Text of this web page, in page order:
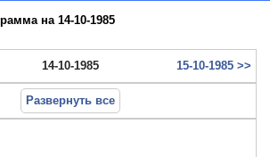
на 14-10-1985
14-10-1985 15-10-1985 >>
Развернуть все